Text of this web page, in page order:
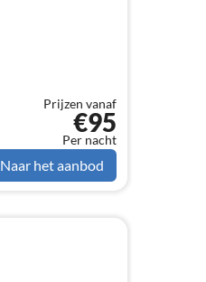
Prijzen vanaf
€95
Per nacht
Naar het aanbod